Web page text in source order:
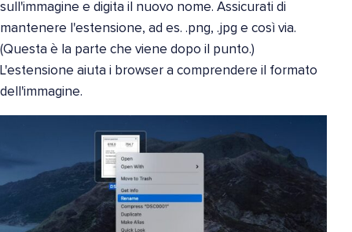
sull'immagine e digita il nuovo nome. Assicurati di
mantenere l'estensione, ad es. .png, .jpg e così via.
(Questa è la parte che viene dopo il punto.)
L'estensione aiuta i browser a comprendere il formato
dell'immagine.